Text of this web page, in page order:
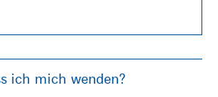
schließen
ich mich wenden?